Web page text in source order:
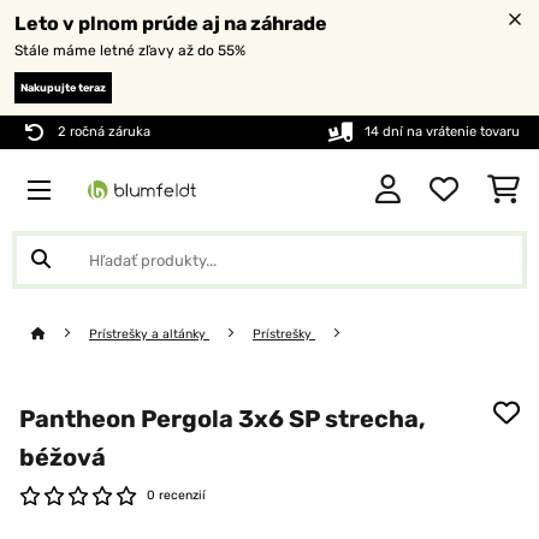
Leto v plnom prúde aj na záhrade
Stále máme letné zľavy až do 55%
Nakupujte teraz
2 ročná záruka 14 dní na vrátenie tovaru
Prístrešky a altánky Prístrešky
Pantheon Pergola 3x6 SP strecha,
béžová
0 recenzií